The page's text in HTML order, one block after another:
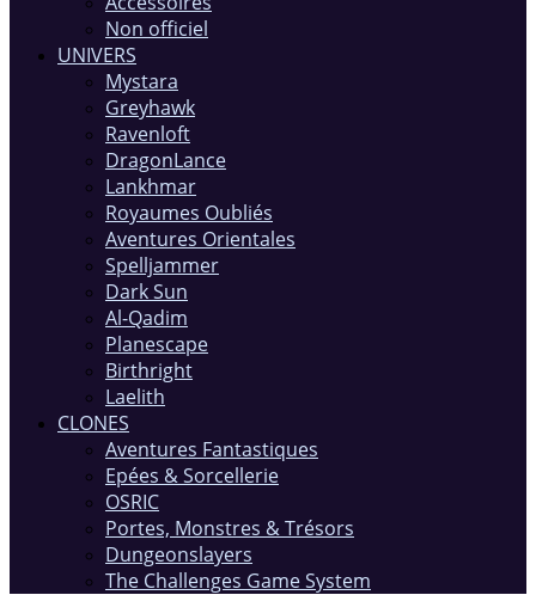
Non officiel
UNIVERS
Mystara
Greyhawk
Ravenloft
DragonLance
Lankhmar
Royaumes Oubliés
Aventures Orientales
Spelljammer
Dark Sun
Al-Qadim
Planescape
Birthright
Laelith
CLONES
Aventures Fantastiques
Epées & Sorcellerie
OSRIC
Portes, Monstres & Trésors
Dungeonslayers
The Challenges Game System